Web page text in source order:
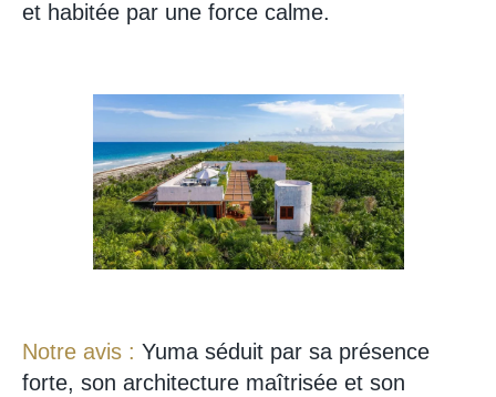
et habitée par une force calme.
Notre avis : Yuma séduit par sa présence
forte, son architecture maîtrisée et son